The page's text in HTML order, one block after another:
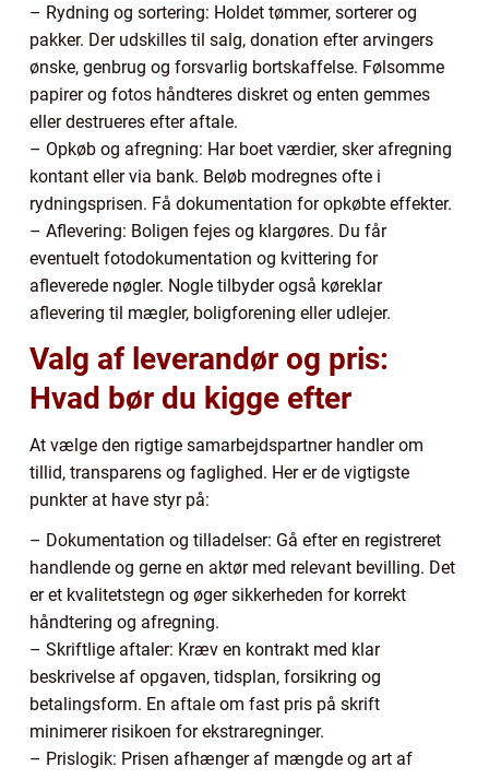
– Rydning og sortering: Holdet tømmer, sorterer og
pakker. Der udskilles til salg, donation efter arvingers
ønske, genbrug og forsvarlig bortskaffelse. Følsomme
papirer og fotos håndteres diskret og enten gemmes
eller destrueres efter aftale.
– Opkøb og afregning: Har boet værdier, sker afregning
kontant eller via bank. Beløb modregnes ofte i
rydningsprisen. Få dokumentation for opkøbte effekter.
– Aflevering: Boligen fejes og klargøres. Du får
eventuelt fotodokumentation og kvittering for
afleverede nøgler. Nogle tilbyder også køreklar
aflevering til mægler, boligforening eller udlejer.
Valg af leverandør og pris:
Hvad bør du kigge efter
At vælge den rigtige samarbejdspartner handler om
tillid, transparens og faglighed. Her er de vigtigste
punkter at have styr på:
– Dokumentation og tilladelser: Gå efter en registreret
handlende og gerne en aktør med relevant bevilling. Det
er et kvalitetstegn og øger sikkerheden for korrekt
håndtering og afregning.
– Skriftlige aftaler: Kræv en kontrakt med klar
beskrivelse af opgaven, tidsplan, forsikring og
betalingsform. En aftale om fast pris på skrift
minimerer risikoen for ekstraregninger.
– Prislogik: Prisen afhænger af mængde og art af